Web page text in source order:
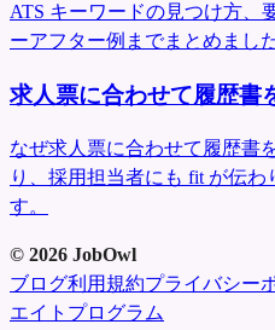
ATS キーワードの見つけ方、
ーアフター例までまとめました
求人票に合わせて履歴書
なぜ求人票に合わせて履歴書
り、採用担当者にも fit が伝
す。
© 2026 JobOwl
ブログ利用規約プライバシー
エイトプログラム